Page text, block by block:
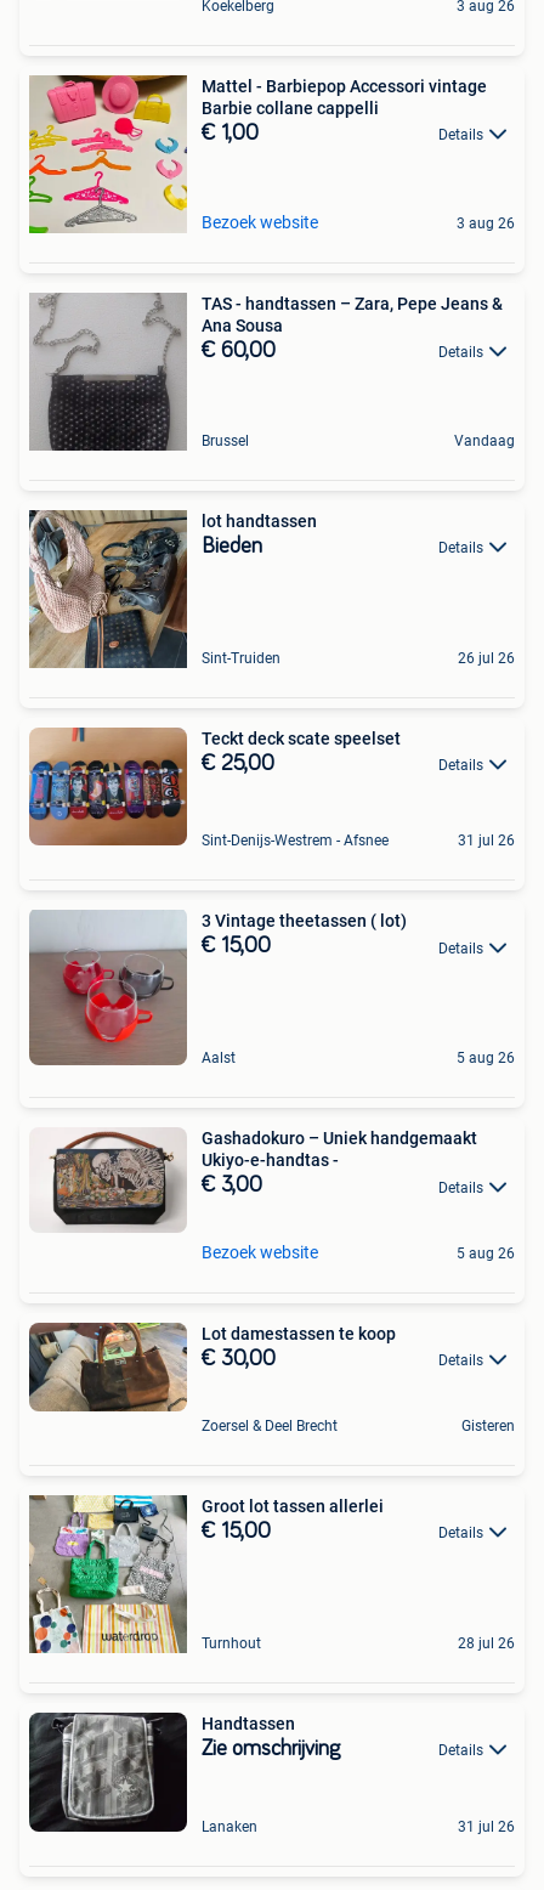
Koekelberg 3 aug 26
Mattel - Barbiepop Accessori vintage
Barbie collane cappelli
€ 1,00 Details
Bezoek website 3 aug 26
TAS - handtassen – Zara, Pepe Jeans &
Ana Sousa
€ 60,00 Details
Brussel Vandaag
lot handtassen
Bieden Details
Sint-Truiden 26 jul 26
Teckt deck scate speelset
€ 25,00 Details
Sint-Denijs-Westrem - Afsnee 31 jul 26
3 Vintage theetassen ( lot)
€ 15,00 Details
Aalst 5 aug 26
Gashadokuro – Uniek handgemaakt
Ukiyo-e-handtas -
€ 3,00 Details
Bezoek website 5 aug 26
Lot damestassen te koop
€ 30,00 Details
Zoersel & Deel Brecht Gisteren
Groot lot tassen allerlei
€ 15,00 Details
Turnhout 28 jul 26
Handtassen
Zie omschrijving Details
Lanaken 31 jul 26